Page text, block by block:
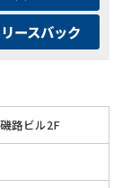
リースバック
路ビル2F